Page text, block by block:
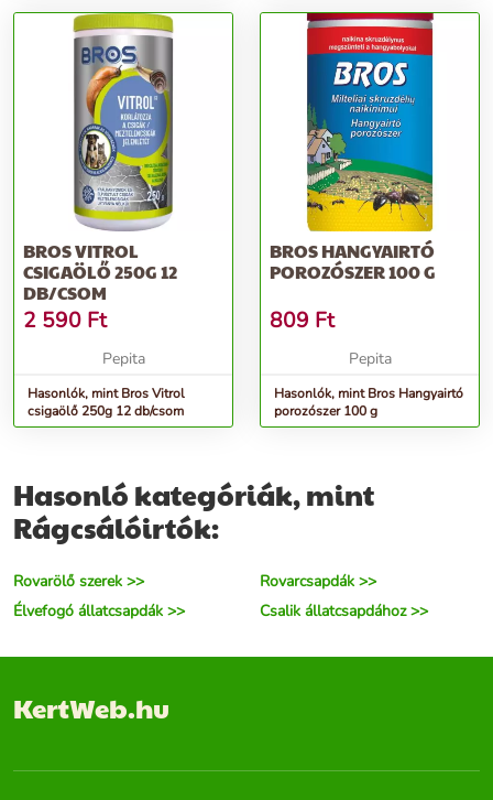
BROS VITROL
CSIGAÖLŐ 250G 12
DB/CSOM
2 590 Ft
Pepita
Hasonlók, mint Bros Vitrol
csigaölő 250g 12 db/csom
BROS HANGYAIRTÓ
POROZÓSZER 100 G
809 Ft
Pepita
Hasonlók, mint Bros Hangyairtó
porozószer 100 g
Hasonló kategóriák, mint
Rágcsálóirtók:
Rovarölő szerek >>
Rovarcsapdák >>
Élvefogó állatcsapdák >>
Csalik állatcsapdához >>
KertWeb.hu